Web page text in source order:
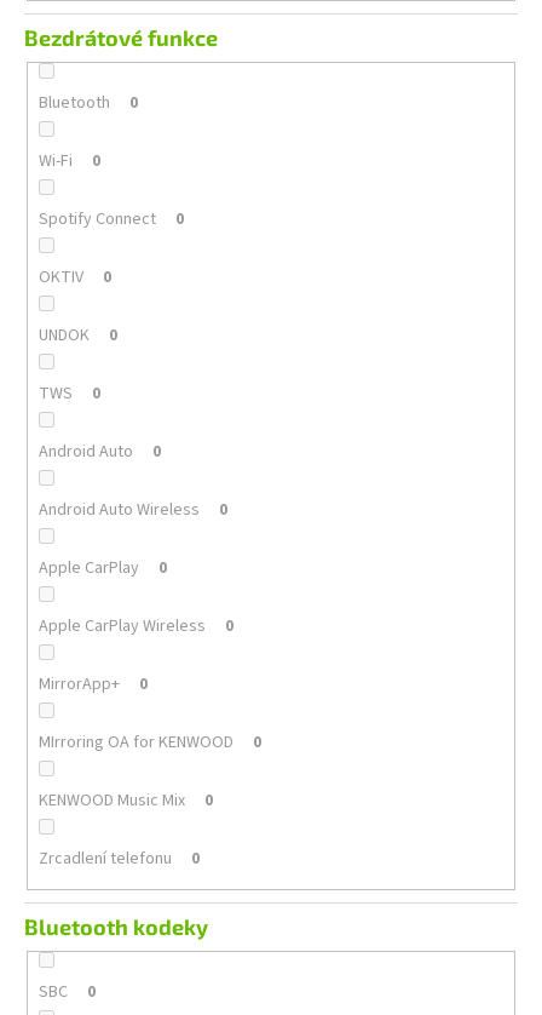
Bezdrátové funkce
Bluetooth 0
Wi-Fi 0
Spotify Connect 0
OKTIV 0
UNDOK 0
TWS 0
Android Auto 0
Android Auto Wireless 0
Apple CarPlay 0
Apple CarPlay Wireless 0
MirrorApp+ 0
MIrroring OA for KENWOOD 0
KENWOOD Music Mix 0
Zrcadlení telefonu 0
Bluetooth kodeky
SBC 0